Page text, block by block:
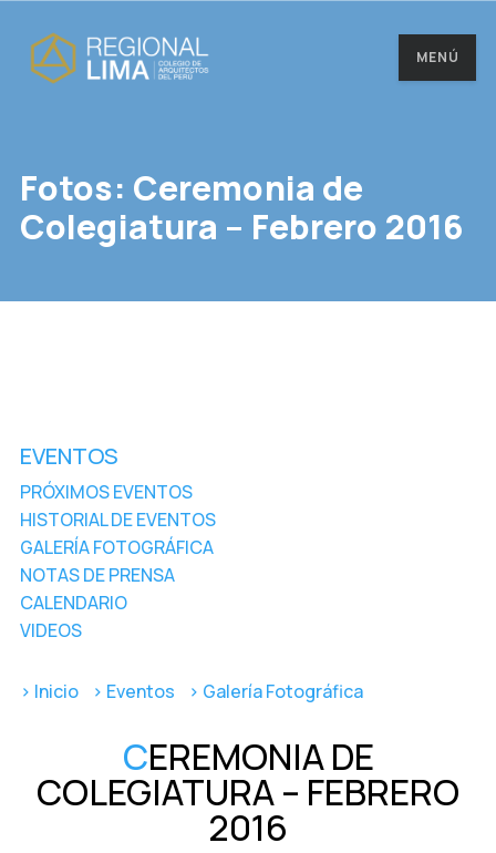
MENÚ
Fotos: Ceremonia de
Colegiatura – Febrero 2016
EVENTOS
PRÓXIMOS EVENTOS
HISTORIAL DE EVENTOS
GALERÍA FOTOGRÁFICA
NOTAS DE PRENSA
CALENDARIO
VIDEOS
> Inicio > Eventos > Galería Fotográfica
CEREMONIA DE
COLEGIATURA – FEBRERO
2016